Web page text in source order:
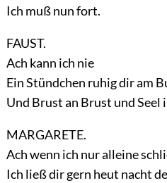
Ich muß nun fort.
FAUST.
Ach kann ich nie
Ein Stündchen ruhig dir am
Und Brust an Brust und Seel
MARGARETE.
Ach wenn ich nur alleine
Ich ließ dir gern heut nacht